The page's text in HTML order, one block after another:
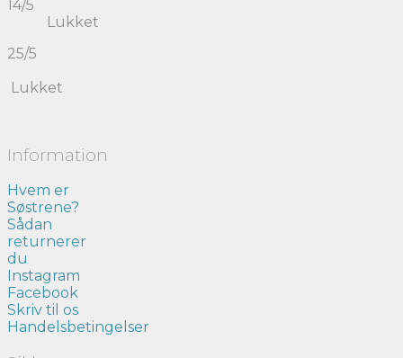
14/5
Lukket
25/5
Lukket
Information
Hvem er
Søstrene?
Sådan
returnerer
du
Instagram
Facebook
Skriv til os
Handelsbetingelser